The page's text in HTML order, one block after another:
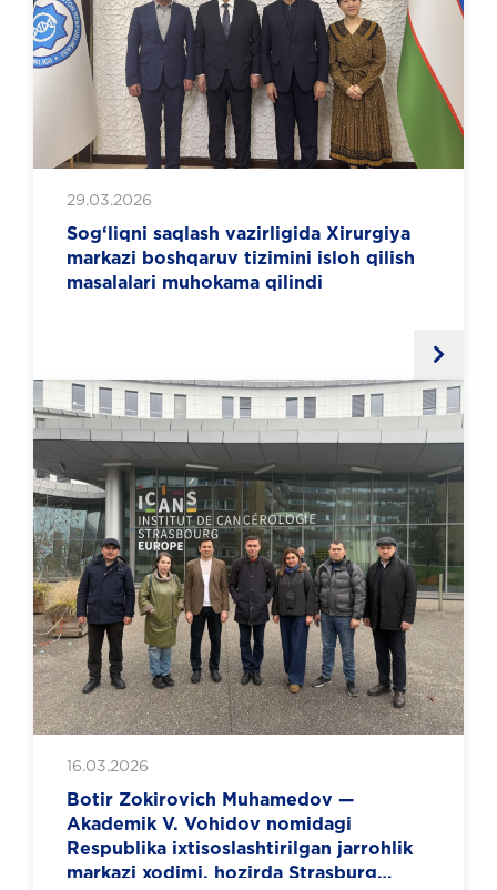
29.03.2026
Sog‘liqni saqlash vazirligida Xirurgiya
markazi boshqaruv tizimini isloh qilish
masalalari muhokama qilindi
16.03.2026
Botir Zokirovich Muhamedov —
Akademik V. Vohidov nomidagi
Respublika ixtisoslashtirilgan jarrohlik
markazi xodimi, hozirda Strasburg